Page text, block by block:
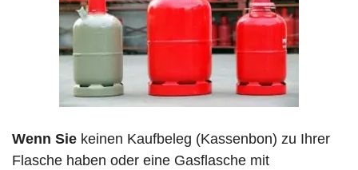
Wenn Sie keinen Kaufbeleg (Kassenbon) zu Ihrer
Flasche haben oder eine Gasflasche mit